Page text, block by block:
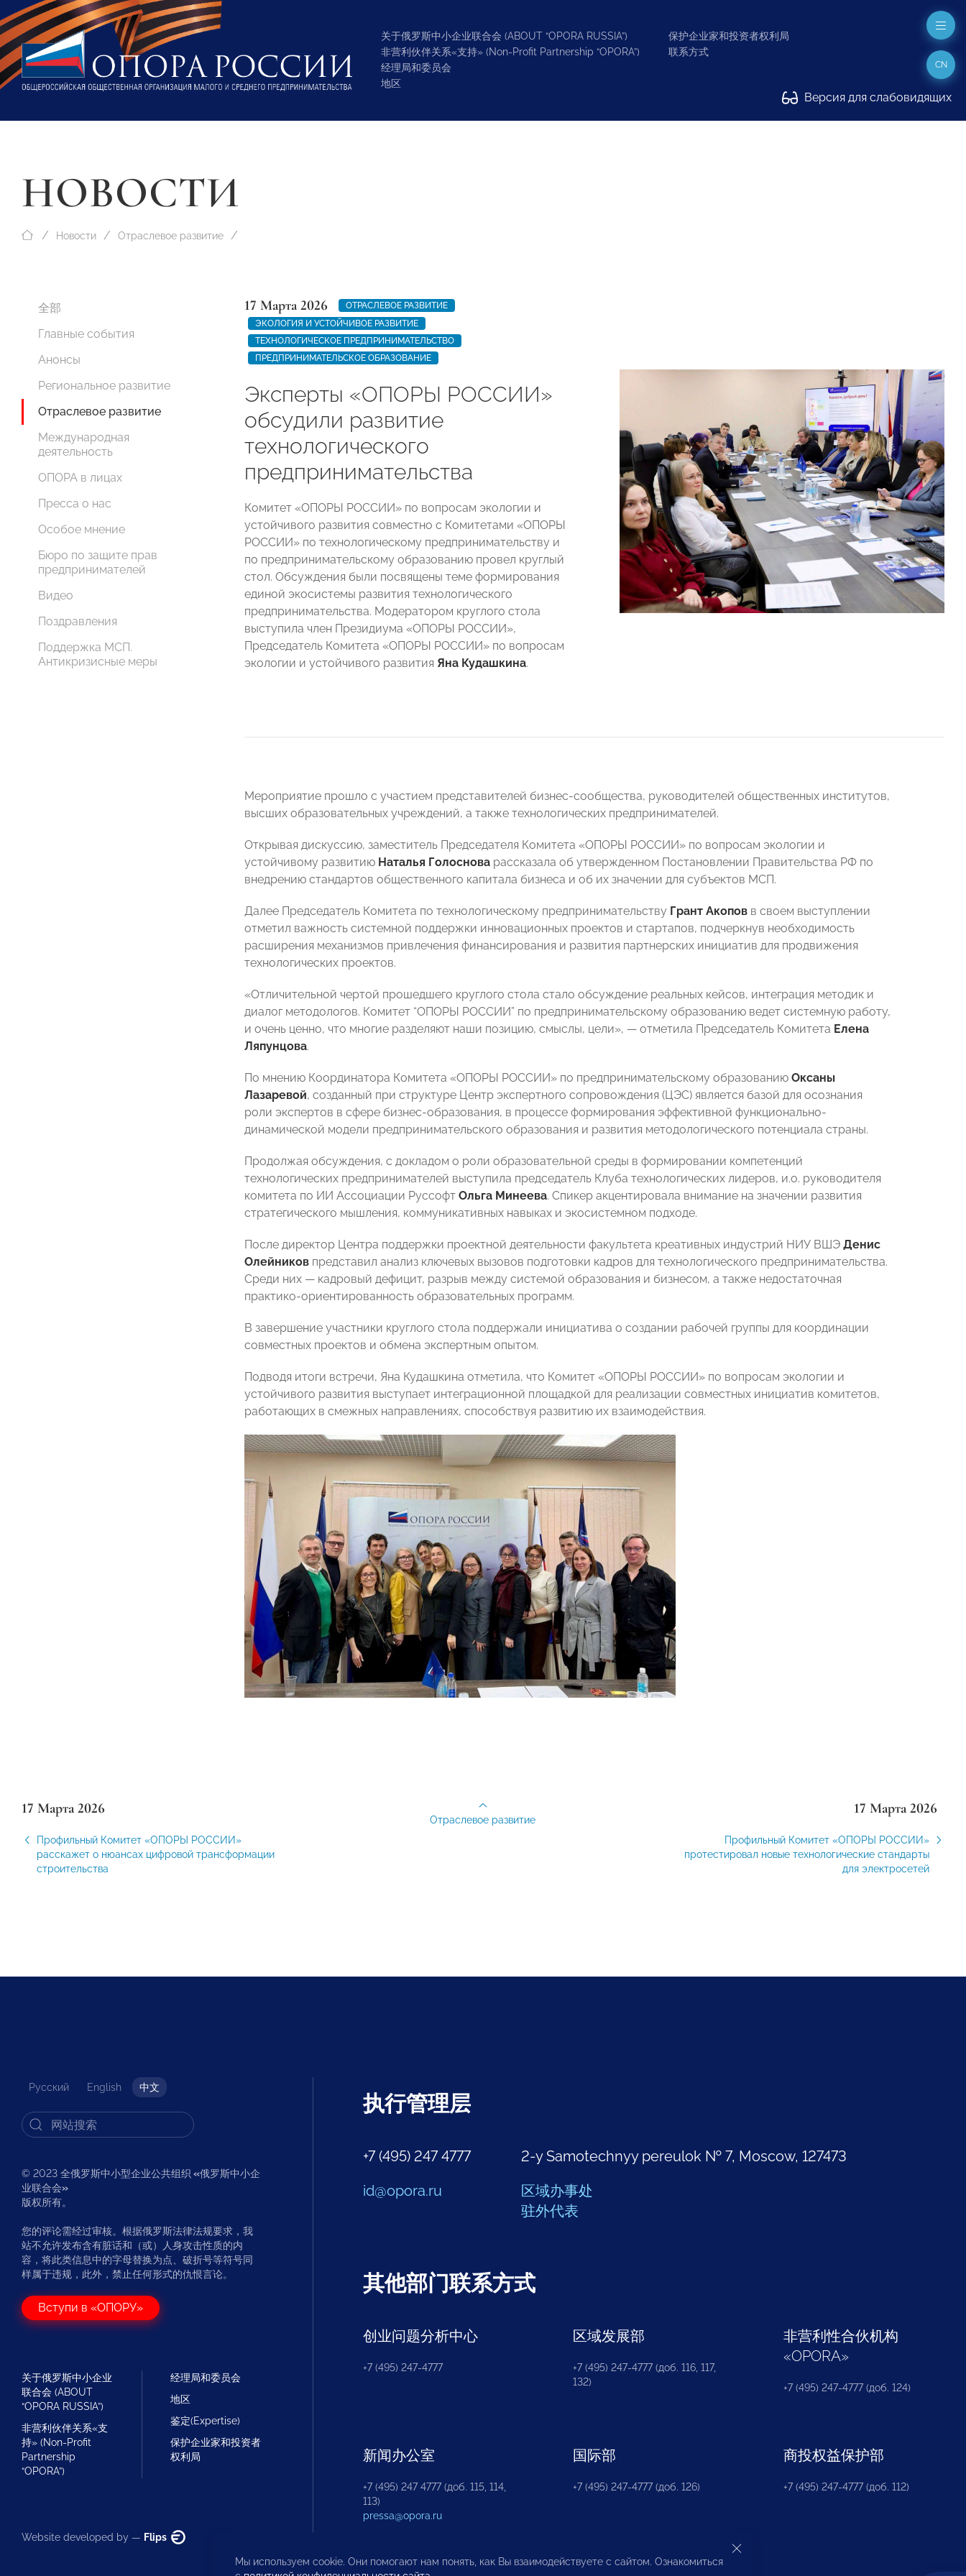
关于俄罗斯中小企业联合会 (ABOUT “OPORA RUSSIA”)
非营利伙伴关系«支持» (Non-Profit Partnership “OPORA”)
经理局和委员会
地区
保护企业家和投资者权利局
联系方式
Версия для слабовидящих
CN
НОВОСТИ
Новости Отраслевое развитие
全部
Главные события
Анонсы
Региональное развитие
Отраслевое развитие
Международная
деятельность
ОПОРА в лицах
Пресса о нас
Особое мнение
Бюро по защите прав
предпринимателей
Видео
Поздравления
Поддержка МСП.
Антикризисные меры
17 Марта 2026
ОТРАСЛЕВОЕ РАЗВИТИЕ
ЭКОЛОГИЯ И УСТОЙЧИВОЕ РАЗВИТИЕ
ТЕХНОЛОГИЧЕСКОЕ ПРЕДПРИНИМАТЕЛЬСТВО
ПРЕДПРИНИМАТЕЛЬСКОЕ ОБРАЗОВАНИЕ
Эксперты «ОПОРЫ РОССИИ»
обсудили развитие
технологического
предпринимательства
Комитет «ОПОРЫ РОССИИ» по вопросам экологии и
устойчивого развития совместно с Комитетами «ОПОРЫ
РОССИИ» по технологическому предпринимательству и
по предпринимательскому образованию провел круглый
стол. Обсуждения были посвящены теме формирования
единой экосистемы развития технологического
предпринимательства. Модератором круглого стола
выступила член Президиума «ОПОРЫ РОССИИ»,
Председатель Комитета «ОПОРЫ РОССИИ» по вопросам
экологии и устойчивого развития Яна Кудашкина.
Мероприятие прошло с участием представителей бизнес-сообщества, руководителей общественных институтов,
высших образовательных учреждений, а также технологических предпринимателей.
Открывая дискуссию, заместитель Председателя Комитета «ОПОРЫ РОССИИ» по вопросам экологии и
устойчивому развитию Наталья Голоснова рассказала об утвержденном Постановлении Правительства РФ по
внедрению стандартов общественного капитала бизнеса и об их значении для субъектов МСП.
Далее Председатель Комитета по технологическому предпринимательству Грант Акопов в своем выступлении
отметил важность системной поддержки инновационных проектов и стартапов, подчеркнув необходимость
расширения механизмов привлечения финансирования и развития партнерских инициатив для продвижения
технологических проектов.
«Отличительной чертой прошедшего круглого стола стало обсуждение реальных кейсов, интеграция методик и
диалог методологов. Комитет “ОПОРЫ РОССИИ” по предпринимательскому образованию ведет системную работу,
и очень ценно, что многие разделяют наши позицию, смыслы, цели», — отметила Председатель Комитета Елена
Ляпунцова.
По мнению Координатора Комитета «ОПОРЫ РОССИИ» по предпринимательскому образованию Оксаны
Лазаревой, созданный при структуре Центр экспертного сопровождения (ЦЭС) является базой для осознания
роли экспертов в сфере бизнес-образования, в процессе формирования эффективной функционально-
динамической модели предпринимательского образования и развития методологического потенциала страны.
Продолжая обсуждения, с докладом о роли образовательной среды в формировании компетенций
технологических предпринимателей выступила председатель Клуба технологических лидеров, и.о. руководителя
комитета по ИИ Ассоциации Руссофт Ольга Минеева. Спикер акцентировала внимание на значении развития
стратегического мышления, коммуникативных навыках и экосистемном подходе.
После директор Центра поддержки проектной деятельности факультета креативных индустрий НИУ ВШЭ Денис
Олейников представил анализ ключевых вызовов подготовки кадров для технологического предпринимательства.
Среди них — кадровый дефицит, разрыв между системой образования и бизнесом, а также недостаточная
практико-ориентированность образовательных программ.
В завершение участники круглого стола поддержали инициатива о создании рабочей группы для координации
совместных проектов и обмена экспертным опытом.
Подводя итоги встречи, Яна Кудашкина отметила, что Комитет «ОПОРЫ РОССИИ» по вопросам экологии и
устойчивого развития выступает интеграционной площадкой для реализации совместных инициатив комитетов,
работающих в смежных направлениях, способствуя развитию их взаимодействия.
17 Марта 2026
Профильный Комитет «ОПОРЫ РОССИИ»
расскажет о нюансах цифровой трансформации
строительства
17 Марта 2026
Профильный Комитет «ОПОРЫ РОССИИ»
протестировал новые технологические стандарты
для электросетей
Отраслевое развитие
Русский English 中文
© 2023 全俄罗斯中小型企业公共组织 «俄罗斯中小企
业联合会»
版权所有。
您的评论需经过审核。根据俄罗斯法律法规要求，我
站不允许发布含有脏话和（或）人身攻击性质的内
容，将此类信息中的字母替换为点、破折号等符号同
样属于违规，此外，禁止任何形式的仇恨言论。
Вступи в «ОПОРУ»
关于俄罗斯中小企业
联合会 (ABOUT
“OPORA RUSSIA”)
非营利伙伴关系«支
持» (Non-Profit
Partnership
“OPORA”)
经理局和委员会
地区
鉴定(Expertise)
保护企业家和投资者
权利局
Website developed by — Flips
执行管理层
+7 (495) 247 4777
id@opora.ru
2-y Samotechnyy pereulok № 7, Moscow, 127473
区域办事处
驻外代表
其他部门联系方式
创业问题分析中心
+7 (495) 247-4777
区域发展部
+7 (495) 247-4777 (доб. 116, 117,
132)
非营利性合伙机构
«OPORA»
+7 (495) 247-4777 (доб. 124)
新闻办公室
+7 (495) 247 4777 (доб. 115, 114,
113)
pressa@opora.ru
国际部
+7 (495) 247-4777 (доб. 126)
商投权益保护部
+7 (495) 247-4777 (доб. 112)
Мы используем cookie. Они помогают нам понять, как Вы взаимодействуете с сайтом. Ознакомиться